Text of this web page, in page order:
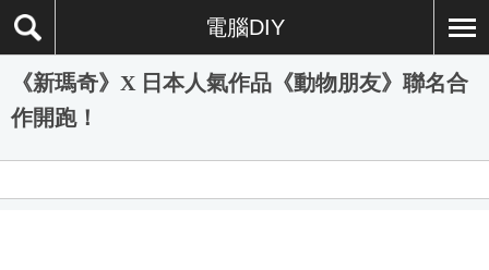
電腦DIY
《新瑪奇》X 日本人氣作品《動物朋友》聯名合
作開跑！